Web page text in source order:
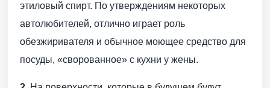
этиловый спирт. По утверждениям некоторых
автолюбителей, отлично играет роль
обезжиривателя и обычное моющее средство для
посуды, «сворованное» с кухни у жены.